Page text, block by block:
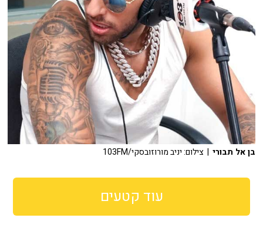
בן אל תבורי | צילום: יניב מורוזובסקי/103FM
עוד קטעים